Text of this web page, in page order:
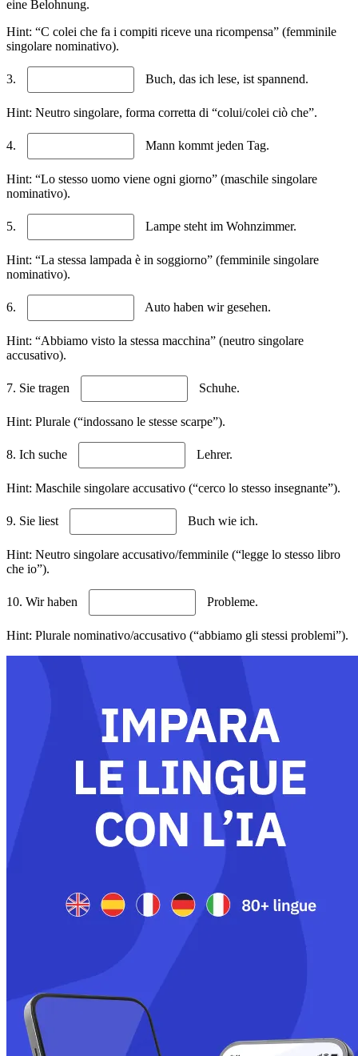
eine Belohnung.
Hint: “C colei che fa i compiti riceve una ricompensa” (femminile
singolare nominativo).
3. Buch, das ich lese, ist spannend.
Hint: Neutro singolare, forma corretta di “colui/colei ciò che”.
4. Mann kommt jeden Tag.
Hint: “Lo stesso uomo viene ogni giorno” (maschile singolare
nominativo).
5. Lampe steht im Wohnzimmer.
Hint: “La stessa lampada è in soggiorno” (femminile singolare
nominativo).
6. Auto haben wir gesehen.
Hint: “Abbiamo visto la stessa macchina” (neutro singolare
accusativo).
7. Sie tragen Schuhe.
Hint: Plurale (“indossano le stesse scarpe”).
8. Ich suche Lehrer.
Hint: Maschile singolare accusativo (“cerco lo stesso insegnante”).
9. Sie liest Buch wie ich.
Hint: Neutro singolare accusativo/femminile (“legge lo stesso libro
che io”).
10. Wir haben Probleme.
Hint: Plurale nominativo/accusativo (“abbiamo gli stessi problemi”).